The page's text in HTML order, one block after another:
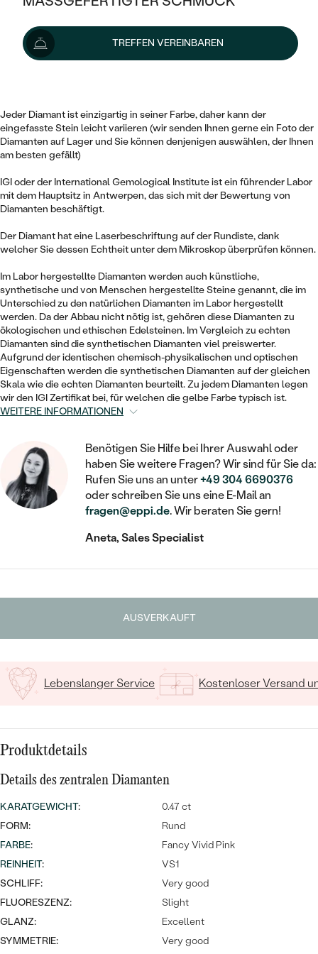
KLASSISCH
MEMOIRE
V-FORM
VINTAGE
GEHÄMMERTE
VON HAND GRAVIERTE
MIT FÜLLUNG
IM SET
NACH PREIS
LUXURIÖSE
Meistverkaufte
ANSCHAUEN
MIT MEHREREN DIAMANTEN
HALO
VINTAGE
IM SET
AUSSERGEWÖHNLICH
GESTALTE EINEN RING
WÄHLE EINEN RING
DIAMANTEN ZUM EINFASSEN
LAB GROWN DIAMANTEN ZUM
EINFASSEN
FARBIGE DIAMANTEN ZUM EINFASSEN
MIT DIAMANT
MIT LAB GROWN DIAMANT
MIT MOISSANIT
MIT FARBIGEN DIAMANTEN
MIT SCHWARZEN DIAMANTEN
MIT SALT AND PEPPER DIAMANTEN
MIT EDELSTEIN
GOLD
PLATIN
SILBER
AUSVERKAUF
WENN SCHMUCK HILFT
OHRRINGE
ANHÄNGER / KETTEN
ARMBÄNDER
SCHMUCKSET
HERRENSCHMUCK
SCHMUCK FÜR KINDER
BROSCHEN
SCHMUCKZUBEHÖR
NACH MATERIAL
GOLD
NACH STEIN
EDELSTEINSCHMUCK
SCHMUCK MIT LAB GROWN
PERLENSCHMUCK
PERSONALISIERT
SYMBOLISCH
MINIMALISTISCH
NACH ANLASS
PLATIN
OHRSTECKER
CREOLEN
MINIMALISTISCHE
HERZ
KINDER
PIERCINGS
NACH STEIN
MIT EDELSTEIN
PERLENOHRRINGE
GOLD
SILBER
NACH STYL
ZUR GEBURT EINES KINDES
PERSONALISIERT
MIT STERNZEICHEN
MINIMALISTISCH
MEDAILLON
KETTEN
HERZKETTEN
MIT TIEREN
NACH EDELSTEIN
MIT DIAMANT
PREISWERTE
LUXURIÖSE
AUSVERKAUF
GOLD
SILBER
PLATIN
MEMOIRE
MINIMALISTISCHE
STATEMENT
SIEGELRINGE
PERSONALISIERT
MIT DIAMANT
MIT EDELSTEIN
PERLENRINGE
LUXURIÖSE
TREFFEN VEREINBAREN
1 631 €
Lieferoptionen
Jeder Diamant ist einzigartig in seiner Farbe, daher kann der
eingefasste Stein leicht variieren (wir senden Ihnen gerne ein Foto der
Diamanten auf Lager und Sie können denjenigen auswählen, der Ihnen
am besten gefällt)
IGI oder der International Gemological Institute ist ein führender Labor
mit dem Hauptsitz in Antwerpen, das sich mit der Bewertung von
Diamanten beschäftigt.
Der Diamant hat eine Laserbeschriftung auf der Rundiste, dank
welcher Sie dessen Echtheit unter dem Mikroskop überprüfen können.
Im Labor hergestellte Diamanten werden auch künstliche,
synthetische und von Menschen hergestellte Steine genannt, die im
Unterschied zu den natürlichen Diamanten im Labor hergestellt
werden. Da der Abbau nicht nötig ist, gehören diese Diamanten zu
ökologischen und ethischen Edelsteinen. Im Vergleich zu echten
Diamanten sind die synthetischen Diamanten viel preiswerter.
Aufgrund der identischen chemisch-physikalischen und optischen
Eigenschaften werden die synthetischen Diamanten auf der gleichen
Skala wie die echten Diamanten beurteilt. Zu jedem Diamanten legen
wir den IGI Zertifikat bei, für welchen die gelbe Farbe typisch ist.
WEITERE INFORMATIONEN
Benötigen Sie Hilfe bei Ihrer Auswahl oder
haben Sie weitere Fragen? Wir sind für Sie da:
Rufen Sie uns an unter+49 304 6690376
oder schreiben Sie uns eine E-Mail an
fragen@eppi.de. Wir beraten Sie gern!
Aneta, Sales Specialist
AUSVERKAUFT
Lebenslanger Service Kostenloser Versand
Produktdetails
Details des zentralen Diamanten
KARATGEWICHT:
0.47 ct
FORM:
Rund
FARBE:
Fancy Vivid Pink
REINHEIT:
VS1
SCHLIFF:
Very good
FLUORESZENZ:
Slight
GLANZ:
Excellent
SYMMETRIE:
Very good